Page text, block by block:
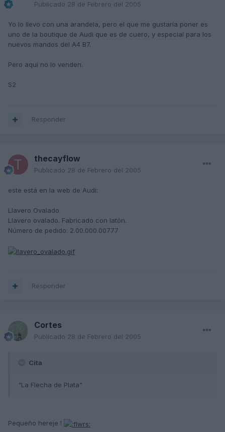
Publicado 28 de Febrero del 2005
Yo lo llevo con una arandela, pero el que me gustaría poner es
uno de la boutique de Audi que es de cuero, y especial para los
nuevos mandos del A4 B7.
Pero aqui no lo venden.
S2
Responder
thecayflow
Publicado 28 de Febrero del 2005
este está en la web de Audi:
Llavero Ovalado
Llavero ovalado. Fabricado con latón.
Número de pedido: 2.00.000.00777
Responder
Cortes
Publicado 28 de Febrero del 2005
Cita
"La Flecha de Plata"
Pequeño hereje !